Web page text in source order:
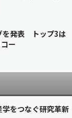
を発表 トップ3は
ー
をつなぐ研究革新